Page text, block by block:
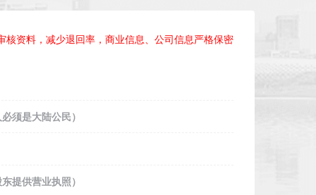
核资料，减少退回率，商业信息、公司信息严格保密
须是大陆公民）
提供营业执照）